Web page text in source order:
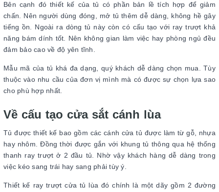
Bên cạnh đó thiết kế của tủ có phần bản lề tích hợp để giảm
chấn. Nên người dùng đóng, mở tủ thêm dễ dàng, không hề gây
tiếng ồn. Ngoài ra dòng tủ này còn có cấu tạo với ray trượt khả
năng bám dính tốt. Nên không gian làm việc hay phòng ngủ đều
đảm bảo cao về độ yên tĩnh.
Mẫu mã của tủ khá đa dạng, quý khách dễ dàng chọn mua. Tùy
thuộc vào nhu cầu của đơn vị mình mà có được sự chọn lựa sao
cho phù hợp nhất.
Về cấu tạo cửa sắt cánh lùa
Tủ được thiết kế bao gồm các cánh cửa tủ được làm từ gỗ, nhựa
hay nhôm. Đồng thời được gắn với khung tủ thông qua hệ thống
thanh ray trượt ở 2 đầu tủ. Nhờ vậy khách hàng dễ dàng trong
việc kéo sang trái hay sang phải tùy ý.
Thiết kế ray trượt cửa tủ lùa đó chính là một dãy gồm 2 đường